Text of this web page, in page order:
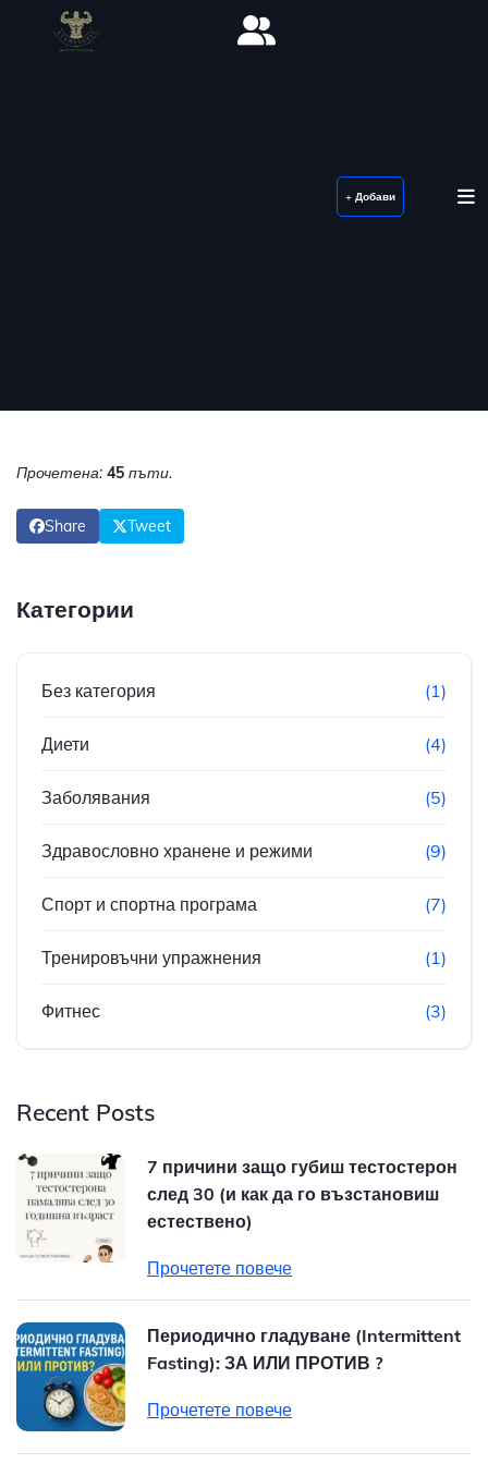
+ Добави
Прочетена: 45 пъти.
Share Tweet
Категории
Без категория (1)
Диети (4)
Заболявания (5)
Здравословно хранене и режими (9)
Спорт и спортна програма (7)
Тренировъчни упражнения (1)
Фитнес (3)
Recent Posts
7 причини защо губиш тестостерон
след 30 (и как да го възстановиш
естествено)
Прочетете повече
Периодично гладуване (Intermittent
Fasting): ЗА ИЛИ ПРОТИВ ?
Прочетете повече